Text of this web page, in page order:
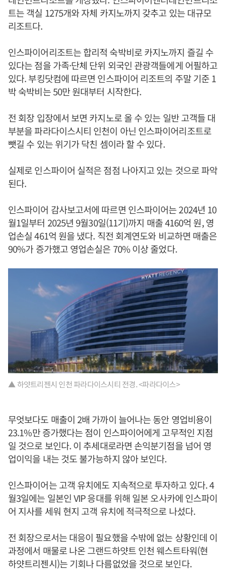
트는 객실 1275개와 자체 카지노까지 갖추고 있는 대규모
리조트다.
인스파이어리조트는 합리적 숙박비로 카지노까지 즐길 수
있다는 점을 가족·단체 단위 외국인 관광객들에게 어필하고
있다. 부킹닷컴에 따르면 인스파이어 리조트의 주말 기준 1
박 숙박비는 50만 원대부터 시작한다.
전 회장 입장에서 보면 카지노로 올 수 있는 일반 고객들 대
부분을 파라다이스시티 인천이 아닌 인스파이어리조트로
뺏길 수 있는 위기가 닥친 셈이라 할 수 있다.
실제로 인스파이어 실적은 점점 나아지고 있는 것으로 파악
된다.
인스파이어 감사보고서에 따르면 인스파이어는 2024년 10
월1일부터 2025년 9월30일(11기)까지 매출 4160억 원, 영
업손실 461억 원을 냈다. 직전 회계연도와 비교하면 매출은
90%가 증가했고 영업손실은 70% 이상 줄었다.
▲ 하얏트리젠시 인천 파라다이스시티 전경. <파라다이스>
무엇보다도 매출이 2배 가까이 늘어나는 동안 영업비용이
23.1%만 증가했다는 점이 인스파이어에게 고무적인 지점
일 것으로 보인다. 이 추세대로라면 손익분기점을 넘어 영
업이익을 내는 것도 불가능하지 않아 보인다.
인스파이어는 고객 유치에도 지속적으로 투자하고 있다. 4
월3일에는 일본인 VIP 응대를 위해 일본 오사카에 인스파이
어 지사를 세워 현지 고객 유치에 적극적으로 나섰다.
전 회장으로서는 대응이 필요했을 수밖에 없는 상황인데 이
과정에서 매물로 나온 그랜드하얏트 인천 웨스트타워(현
하얏트리젠시)는 기회나 다름없었을 것으로 보인다.